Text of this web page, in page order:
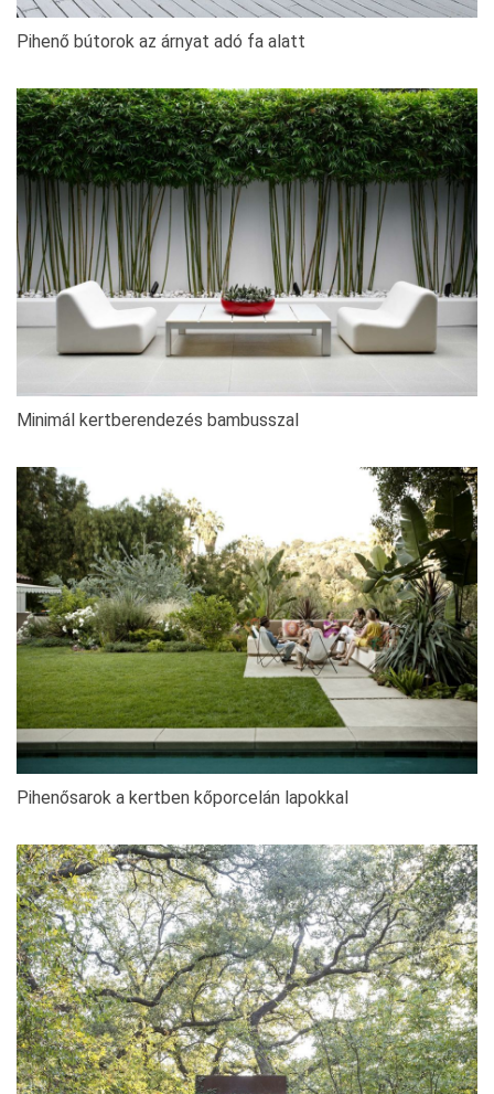
Pihenő bútorok az árnyat adó fa alatt
Minimál kertberendezés bambusszal
Pihenősarok a kertben kőporcelán lapokkal